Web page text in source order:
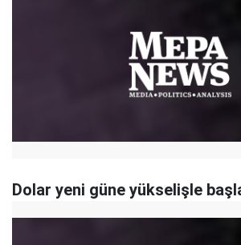
Dolar yeni güne yükselişle